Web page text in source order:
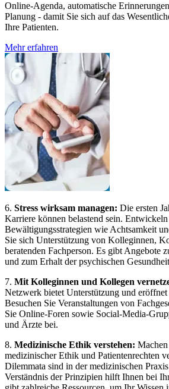
Online-Agenda, automatische
Planung - damit Sie sich auf das
Ihre Patienten.
Mehr erfahren
6. Stress wirksam managen: Die ersten
Karriere können belastend sein. Entwickeln
Bewältigungsstrategien wie Achtsamkeit
Sie sich Unterstützung von Kolleginnen,
beratenden Fachperson. Es gibt Angebote
und zum Erhalt der psychischen
7. Mit Kolleginnen und Kollegen
Netzwerk bietet Unterstützung und
Besuchen Sie Veranstaltungen von
Sie Online-Foren sowie Social-Media-
und Ärzte bei.
8. Medizinische Ethik verstehen:
medizinischer Ethik und Patientenrechten
Dilemmata sind in der medizinischen
Verständnis der Prinzipien hilft Ihnen bei